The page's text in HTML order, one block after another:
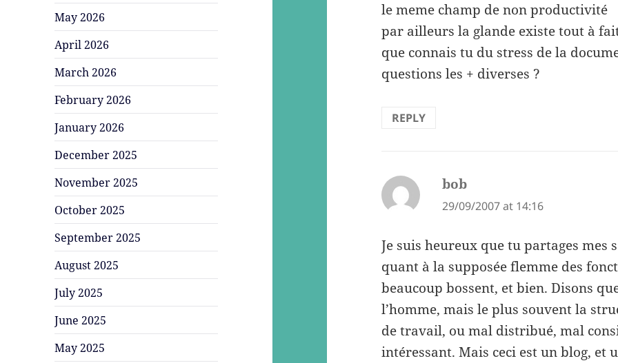
May 2026
April 2026
March 2026
February 2026
January 2026
December 2025
November 2025
October 2025
September 2025
August 2025
July 2025
June 2025
May 2025
le meme champ de non productivité
par ailleurs la glande existe tout à
que connais tu du stress de la
questions les + diverses ?
REPLY
bob
29/09/2007 at 14:16
Je suis heureux que tu partages mes
quant à la supposée flemme des
beaucoup bossent, et bien. Disons
l’homme, mais le plus souvent la
de travail, ou mal distribué, mal
intéressant. Mais ceci est un blog, et